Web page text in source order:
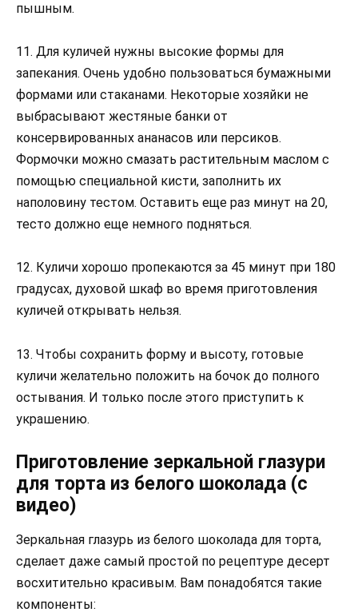
пышным.
11. Для куличей нужны высокие формы для
запекания. Очень удобно пользоваться бумажными
формами или стаканами. Некоторые хозяйки не
выбрасывают жестяные банки от
консервированных ананасов или персиков.
Формочки можно смазать растительным маслом с
помощью специальной кисти, заполнить их
наполовину тестом. Оставить еще раз минут на 20,
тесто должно еще немного подняться.
12. Куличи хорошо пропекаются за 45 минут при 180
градусах, духовой шкаф во время приготовления
куличей открывать нельзя.
13. Чтобы сохранить форму и высоту, готовые
куличи желательно положить на бочок до полного
остывания. И только после этого приступить к
украшению.
Приготовление зеркальной глазури
для торта из белого шоколада (с
видео)
Зеркальная глазурь из белого шоколада для торта,
сделает даже самый простой по рецептуре десерт
восхитительно красивым. Вам понадобятся такие
компоненты: